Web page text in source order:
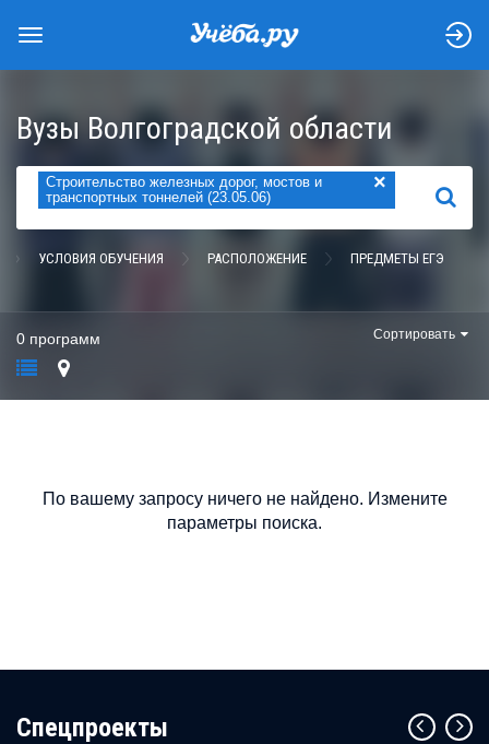
Вузы Волгоградской области
Строительство железных дорог, мостов и
транспортных тоннелей (23.05.06)
×
НАЙТИ
УСЛОВИЯ ОБУЧЕНИЯ РАСПОЛОЖЕНИЕ ПРЕДМЕТЫ ЕГЭ
0 программ Сортировать
По вашему запросу ничего не найдено. Измените
параметры поиска.
Cпецпроекты